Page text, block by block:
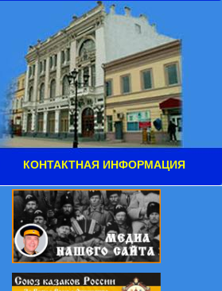
КОНТАКТНАЯ ИНФОРМАЦИЯ